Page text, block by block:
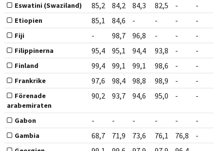
Eswatini (Swaziland) 85,2 84,2 84,3 82,5 - -
Etiopien 85,1 84,6 - - - -
Fiji - 98,7 96,8 - - -
Filippinerna 95,4 95,1 94,4 93,8 - -
Finland 99,4 99,1 99,1 98,6 - -
Frankrike 97,6 98,4 98,8 98,9 - -
Förenade
arabemiraten
90,2 93,7 94,6 95,0 - -
Gabon - - - - - -
Gambia 68,7 71,9 73,6 76,1 76,8 -